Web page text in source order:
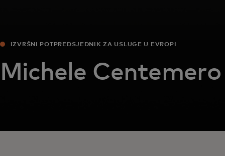
IZVRŠNI POTPREDSJEDNIK ZA USLUGE U EVROPI
Michele Centemero